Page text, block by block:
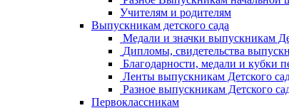
Учителям и родителям
Выпускникам детского сада
Медали и значки выпускникам
Дипломы, свидетельства
Благодарности, медали и кубки
Ленты выпускникам Детского
Разное выпускникам Детского
Первоклассникам